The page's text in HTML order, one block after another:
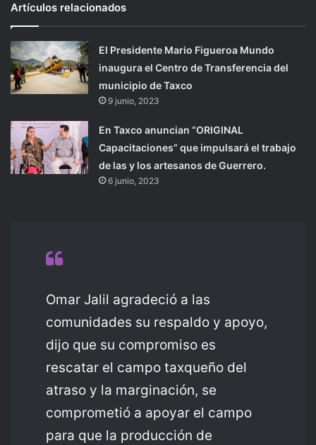
Artículos relacionados
El Presidente Mario Figueroa Mundo
inaugura el Centro de Transferencia del
municipio de Taxco
9 junio, 2023
En Taxco anuncian “ORIGINAL
Capacitaciones” que impulsará el trabajo
de las y los artesanos de Guerrero.
6 junio, 2023
Omar Jalil agradeció a las
comunidades su respaldo y apoyo,
dijo que su compromiso es
rescatar el campo taxqueño del
atraso y la marginación, se
comprometió a apoyar el campo
para que la producción de